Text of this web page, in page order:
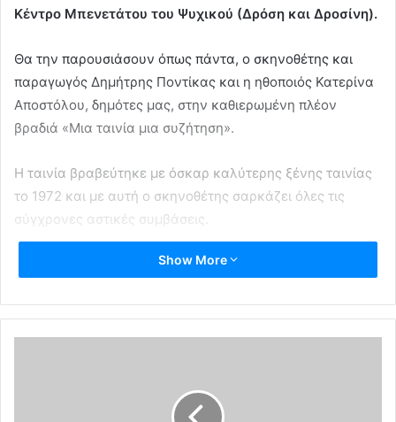
Κέντρο Μπενετάτου του Ψυχικού (Δρόση και Δροσίνη).
Θα την παρουσιάσουν όπως πάντα, ο σκηνοθέτης και
παραγωγός Δημήτρης Ποντίκας και η ηθοποιός Κατερίνα
Αποστόλου, δημότες μας, στην καθιερωμένη πλέον
βραδιά «Μια ταινία μια συζήτηση».
Η ταινία βραβεύτηκε με όσκαρ καλύτερης ξένης ταινίας
το 1972 και με αυτή ο σκηνοθέτης σαρκάζει όλες τις
σύγχρονες αστικές συμβάσεις.
«Μετά την ταινία θα συζητήσουμε σε συνδυασμό και με
αναφέρει η δημοτική αρχή.
δήμος φιλοθέης - ψυχικού
Show More